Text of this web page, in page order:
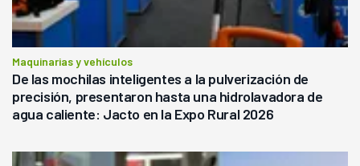
Maquinarias y vehículos
De las mochilas inteligentes a la pulverización de
precisión, presentaron hasta una hidrolavadora de
agua caliente: Jacto en la Expo Rural 2026